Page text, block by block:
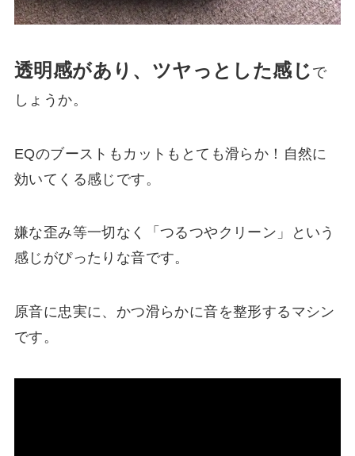
透明感があり、ツヤっとした感じ で
しょうか。
EQのブーストもカットもとても滑らか！自然に
効いてくる感じです。
嫌な歪み等一切なく「つるつやクリーン」という
感じがぴったりな音です。
原音に忠実に、かつ滑らかに音を整形するマシン
です。